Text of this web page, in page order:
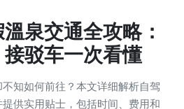
泉交通全攻略：
驳车一次看懂
知如何前往？本文详细解析自驾
供实用贴士，包括时间、费用和